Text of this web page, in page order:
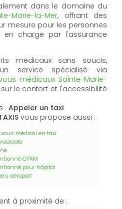
dans le domaine du
Marie-la-Mer, offrant des
mesure pour les personnes
en charge par l'assurance
médicaux sans soucis,
service spécialisé via
médicaux Sainte-Marie-
le confort et l'accessibilité
: Appeler un taxi
vous propose aussi :
médical en taxi
CPAM
pour hôpital
aéroport
à proximité de :